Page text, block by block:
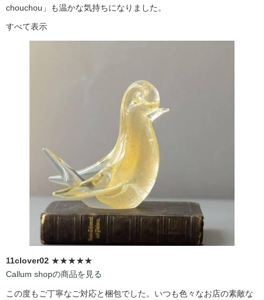
chouchou」も温かな気持ちになりました。
すべて表示
11clover02 ★★★★★
Callum shopの商品を見る
この度もご丁寧なご対応と梱包でした。いつも色々なお店の素敵な